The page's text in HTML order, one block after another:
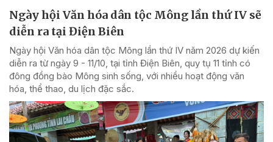
Ngày hội Văn hóa dân tộc Mông lần thứ IV sẽ
diễn ra tại Điện Biên
Ngày hội Văn hóa dân tộc Mông lần thứ IV năm 2026 dự kiến
diễn ra từ ngày 9 - 11/10, tại tỉnh Điện Biên, quy tụ 11 tỉnh có
đông đồng bào Mông sinh sống, với nhiều hoạt động văn
hóa, thể thao, du lịch đặc sắc.